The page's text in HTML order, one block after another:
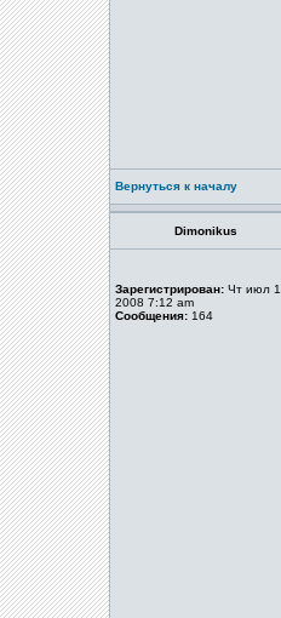
Вернуться к началу
Dimonikus
Зарегистрирован: Чт июл
2008 7:12 am
Сообщения: 164